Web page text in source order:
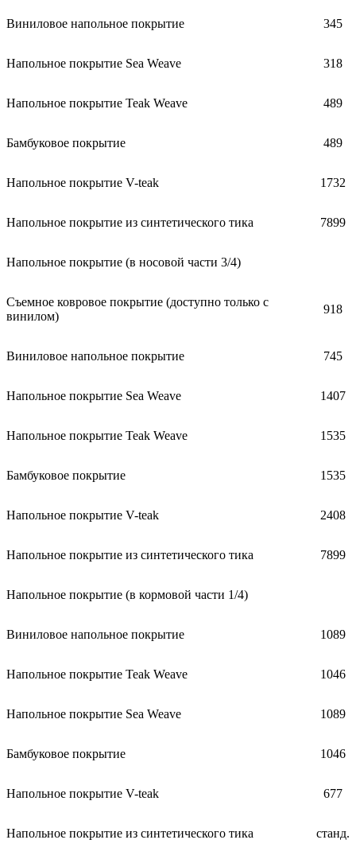
Виниловое напольное покрытие 345
Напольное покрытие Sea Weave 318
Напольное покрытие Teak Weave 489
Бамбуковое покрытие 489
Напольное покрытие V-teak 1732
Напольное покрытие из синтетического тика 7899
Напольное покрытие (в носовой части 3/4)
Съемное ковровое покрытие (доступно только с
винилом)
918
Виниловое напольное покрытие 745
Напольное покрытие Sea Weave 1407
Напольное покрытие Teak Weave 1535
Бамбуковое покрытие 1535
Напольное покрытие V-teak 2408
Напольное покрытие из синтетического тика 7899
Напольное покрытие (в кормовой части 1/4)
Виниловое напольное покрытие 1089
Напольное покрытие Teak Weave 1046
Напольное покрытие Sea Weave 1089
Бамбуковое покрытие 1046
Напольное покрытие V-teak 677
Напольное покрытие из синтетического тика станд.